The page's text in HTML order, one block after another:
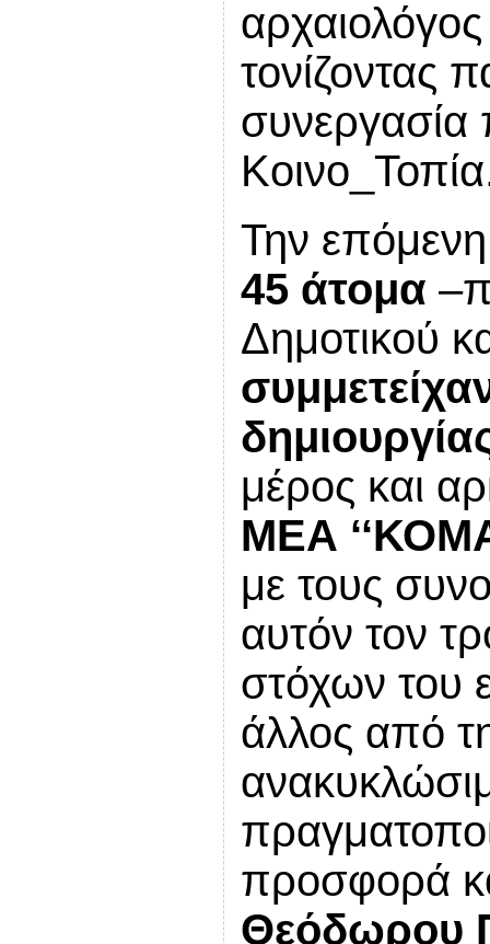
τονίζοντας
συνεργασία
Την
45 άτομα
Δημοτικού
μέρος και
ΜΕΑ
με τους
αυτόν τον
στόχων του
άλλος από
προσφορά
Θεόδωρου